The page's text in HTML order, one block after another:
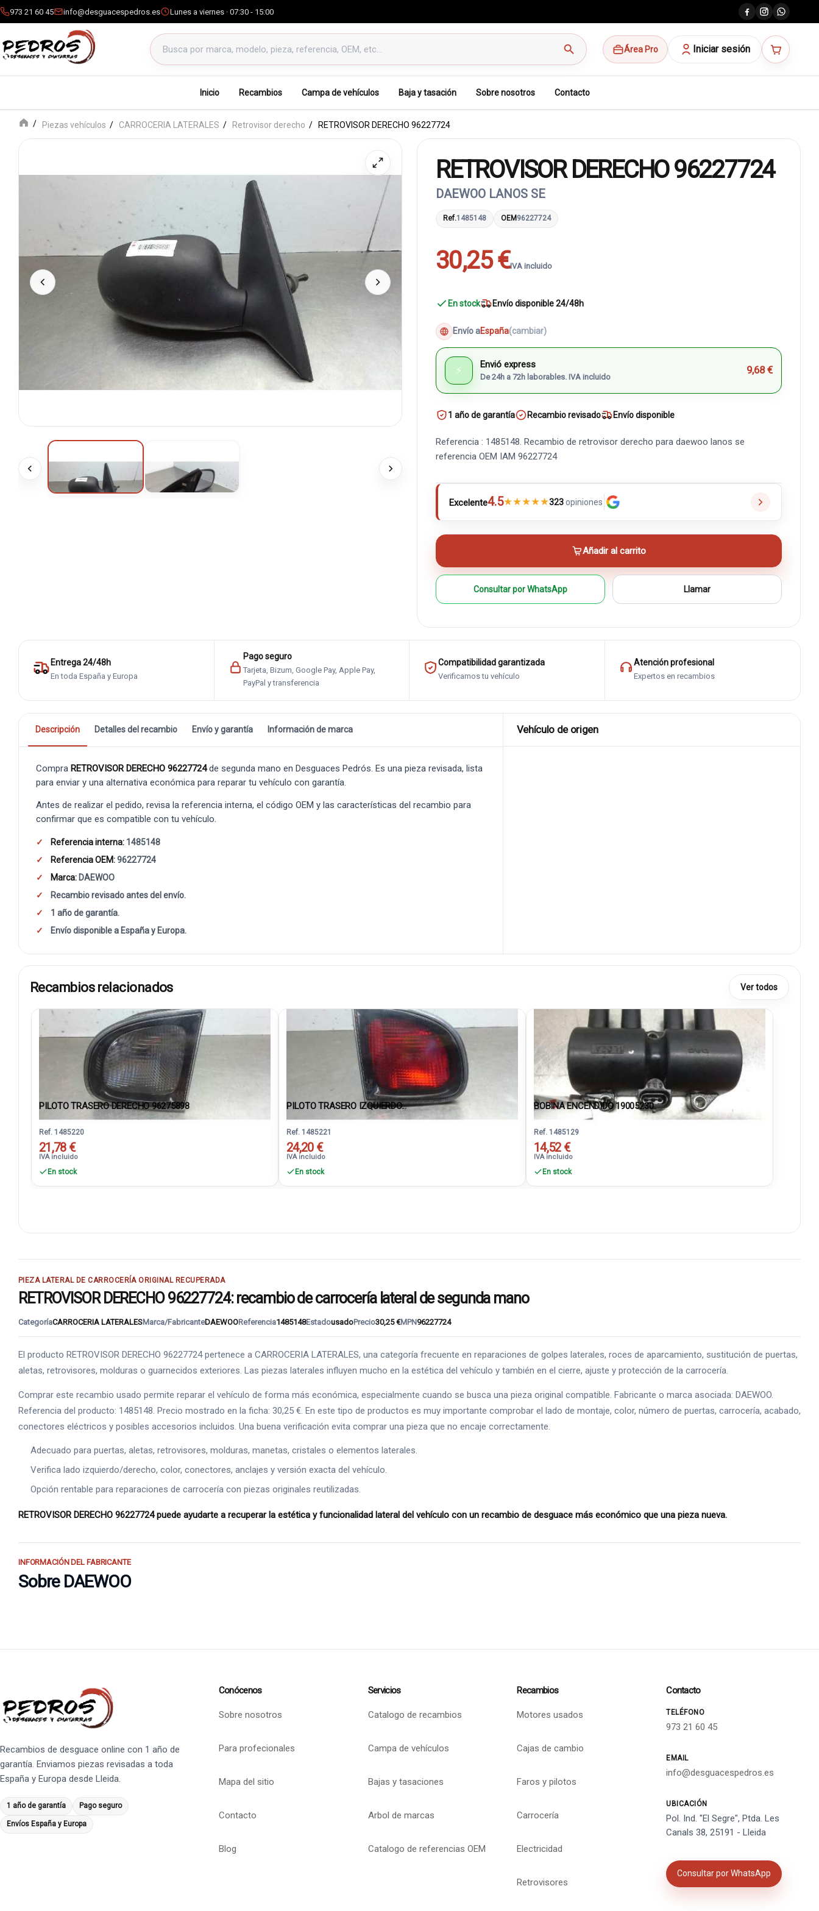
973 21 60 45 info@desguacespedros.es Lunes a viernes · 07:30 - 15:00
Buscar productos
search Área Pro Iniciar sesión
Inicio Recambios Campa de vehículos Baja y tasación Sobre nosotros Contacto
Piezas vehículos CARROCERIA LATERALES Retrovisor derecho RETROVISOR DERECHO 96227724
RETROVISOR DERECHO 96227724
DAEWOO LANOS SE
Ref.1485148 OEM 96227724
30,25 €IVA incluido
En stock Envío disponible 24/48h
Envío aEspaña(cambiar)
⚡ Envió express
De 24h a 72h laborables. IVA incluido
9,68 €
1 año de garantía Recambio revisado Envío disponible
Referencia : 1485148. Recambio de retrovisor derecho para daewoo lanos se
referencia OEM IAM 96227724
Excelente4.5★★★★★323opiniones
Añadir al carrito
Consultar por WhatsApp Llamar
Entrega 24/48h
En toda España y Europa
Pago seguro
Tarjeta, Bizum, Google Pay, Apple Pay,
PayPal y transferencia
Compatibilidad garantizada
Verificamos tu vehículo
Atención profesional
Expertos en recambios
Descripción Detalles del recambio Envío y garantía Información de marca
Compra RETROVISOR DERECHO 96227724de segunda mano en Desguaces Pedrós. Es una pieza revisada, lista
para enviar y una alternativa económica para reparar tu vehículo con garantía.
Antes de realizar el pedido, revisa la referencia interna, el código OEM y las características del recambio para
confirmar que es compatible con tu vehículo.
Referencia interna: 1485148
Referencia OEM:96227724
Marca: DAEWOO
Recambio revisado antes del envío.
1 año de garantía.
Envío disponible a España y Europa.
Vehículo de origen
Recambios relacionados Ver todos
PILOTO TRASERO DERECHO 96275898
Ref. 1485220
21,78 €
IVA incluido
En stock
PILOTO TRASERO IZQUIERDO...
Ref. 1485221
24,20 €
IVA incluido
En stock
BOBINA ENCENDIDO 19005230
Ref. 1485129
14,52 €
IVA incluido
En stock
PIEZA LATERAL DE CARROCERÍA ORIGINAL RECUPERADA
RETROVISOR DERECHO 96227724: recambio de carrocería lateral de segunda mano
CategoríaCARROCERIA LATERALESMarca/FabricanteDAEWOOReferencia1485148EstadousadoPrecio30,25 €MPN96227724
El producto RETROVISOR DERECHO 96227724 pertenece a CARROCERIA LATERALES, una categoría frecuente en reparaciones de golpes laterales, roces de aparcamiento, sustitución de puertas,
aletas, retrovisores, molduras o guarnecidos exteriores. Las piezas laterales influyen mucho en la estética del vehículo y también en el cierre, ajuste y protección de la carrocería.
Comprar este recambio usado permite reparar el vehículo de forma más económica, especialmente cuando se busca una pieza original compatible. Fabricante o marca asociada: DAEWOO.
Referencia del producto: 1485148. Precio mostrado en la ficha: 30,25 €. En este tipo de productos es muy importante comprobar el lado de montaje, color, número de puertas, carrocería, acabado,
conectores eléctricos y posibles accesorios incluidos. Una buena verificación evita comprar una pieza que no encaje correctamente.
Adecuado para puertas, aletas, retrovisores, molduras, manetas, cristales o elementos laterales.
Verifica lado izquierdo/derecho, color, conectores, anclajes y versión exacta del vehículo.
Opción rentable para reparaciones de carrocería con piezas originales reutilizadas.
RETROVISOR DERECHO 96227724 puede ayudarte a recuperar la estética y funcionalidad lateral del vehículo con un recambio de desguace más económico que una pieza nueva.
INFORMACIÓN DEL FABRICANTE
Sobre DAEWOO
Recambios de desguace online con 1 año de
garantía. Enviamos piezas revisadas a toda
España y Europa desde Lleida.
1 año de garantía Pago seguro
Envíos España y Europa
Conócenos
Sobre nosotros
Para profecionales
Mapa del sitio
Contacto
Blog
Servicios
Catalogo de recambios
Campa de vehículos
Bajas y tasaciones
Arbol de marcas
Catalogo de referencias OEM
Recambios
Motores usados
Cajas de cambio
Faros y pilotos
Carrocería
Electricidad
Retrovisores
Contacto
TELÉFONO
973 21 60 45
EMAIL
info@desguacespedros.es
UBICACIÓN
Pol. Ind. "El Segre", Ptda. Les
Canals 38, 25191 - Lleida
Consultar por WhatsApp